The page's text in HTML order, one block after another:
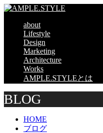
about
Lifestyle
Design
Marketing
Architecture
Works
AMPLE.STYLEとは
BLOG
HOME
ブログ